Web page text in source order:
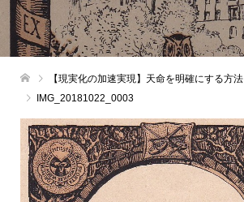
【現実化の加速実現】天命を明確にする方法
IMG_20181022_0003